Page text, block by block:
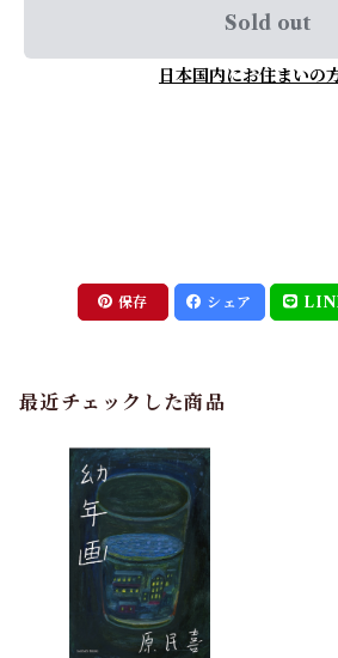
Sold out
日本国内にお住まいの
保存 シェア
最近チェックした商品